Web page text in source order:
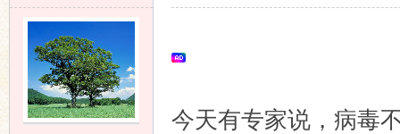
今天有专家说，病毒